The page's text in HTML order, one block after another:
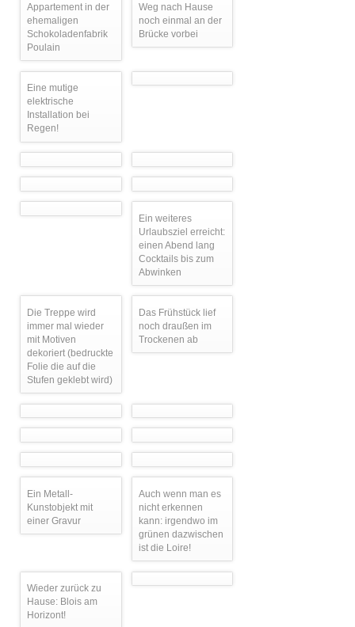
Appartement in der
ehemaligen
Schokoladenfabrik
Poulain
Weg nach Hause
noch einmal an der
Brücke vorbei
Eine mutige
elektrische
Installation bei
Regen!
Ein weiteres
Urlaubsziel erreicht:
einen Abend lang
Cocktails bis zum
Abwinken
Die Treppe wird
immer mal wieder
mit Motiven
dekoriert (bedruckte
Folie die auf die
Stufen geklebt wird)
Das Frühstück lief
noch draußen im
Trockenen ab
Ein Metall-
Kunstobjekt mit
einer Gravur
Auch wenn man es
nicht erkennen
kann: irgendwo im
grünen dazwischen
ist die Loire!
Wieder zurück zu
Hause: Blois am
Horizont!